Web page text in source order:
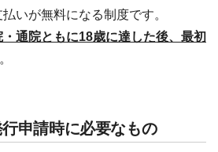
いが無料になる制度です。
・通院ともに18歳に達した後、最初
申請時に必要なもの